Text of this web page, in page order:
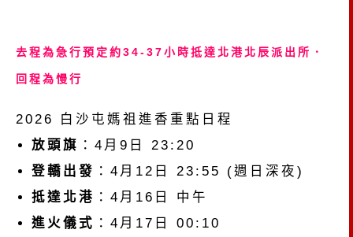
去程為急行預定約34-37小時抵達北港北辰派出所．
回程為慢行
2026 白沙屯媽祖進香重點日程
放頭旗 ：4月9日 23:20
登轎出發 ：4月12日 23:55 (週日深夜)
抵達北港 ：4月16日 中午
進火儀式 ：4月17日 00:10